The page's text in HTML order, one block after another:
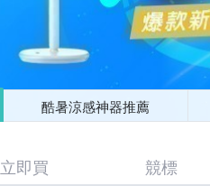
酷暑涼感神器推薦
立即買 競標